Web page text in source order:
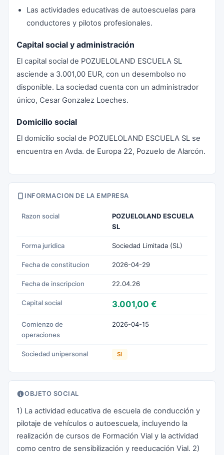
Las actividades educativas de autoescuelas para
conductores y pilotos profesionales.
Capital social y administración
El capital social de POZUELOLAND ESCUELA SL
asciende a 3.001,00 EUR, con un desembolso no
disponible. La sociedad cuenta con un administrador
único, Cesar Gonzalez Loeches.
Domicilio social
El domicilio social de POZUELOLAND ESCUELA SL se
encuentra en Avda. de Europa 22, Pozuelo de Alarcón.
INFORMACION DE LA EMPRESA
Razon social
POZUELOLAND ESCUELA
SL
Forma juridica Sociedad Limitada (SL)
Fecha de constitucion 2026-04-29
Fecha de inscripcion 22.04.26
Capital social 3.001,00 €
Comienzo de
operaciones
2026-04-15
Sociedad unipersonal SI
OBJETO SOCIAL
1) La actividad educativa de escuela de conducción y
pilotaje de vehículos o autoescuela, incluyendo la
realización de cursos de Formación Vial y la actividad
como centro de sensibilización y reeducación Vial. 2)